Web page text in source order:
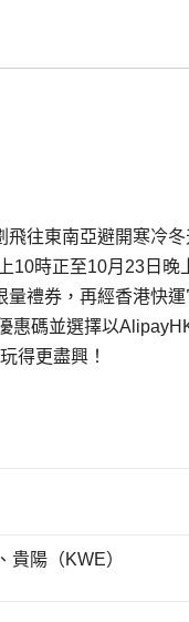
往東南亞避開寒冷
10時正至10月23日晚
禮券，再經香港快
惠碼並選擇以
得更盡興！
貴陽（KWE）